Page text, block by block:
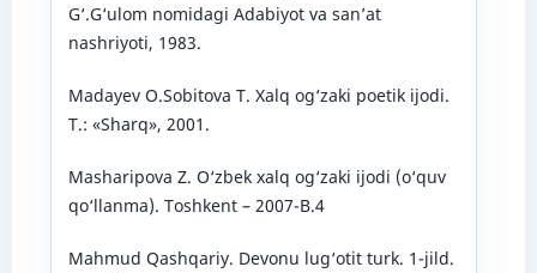
G‘.G‘ulom nomidagi Adabiyot va san’at
nashriyoti, 1983.
Madayev O.Sobitova T. Xalq og‘zaki poetik ijodi.
T.: «Sharq», 2001.
Masharipova Z. O‘zbek xalq og‘zaki ijodi (o‘quv
qo‘llanma). Toshkent – 2007-B.4
Mahmud Qashqariy. Devonu lug‘otit turk. 1-jild.